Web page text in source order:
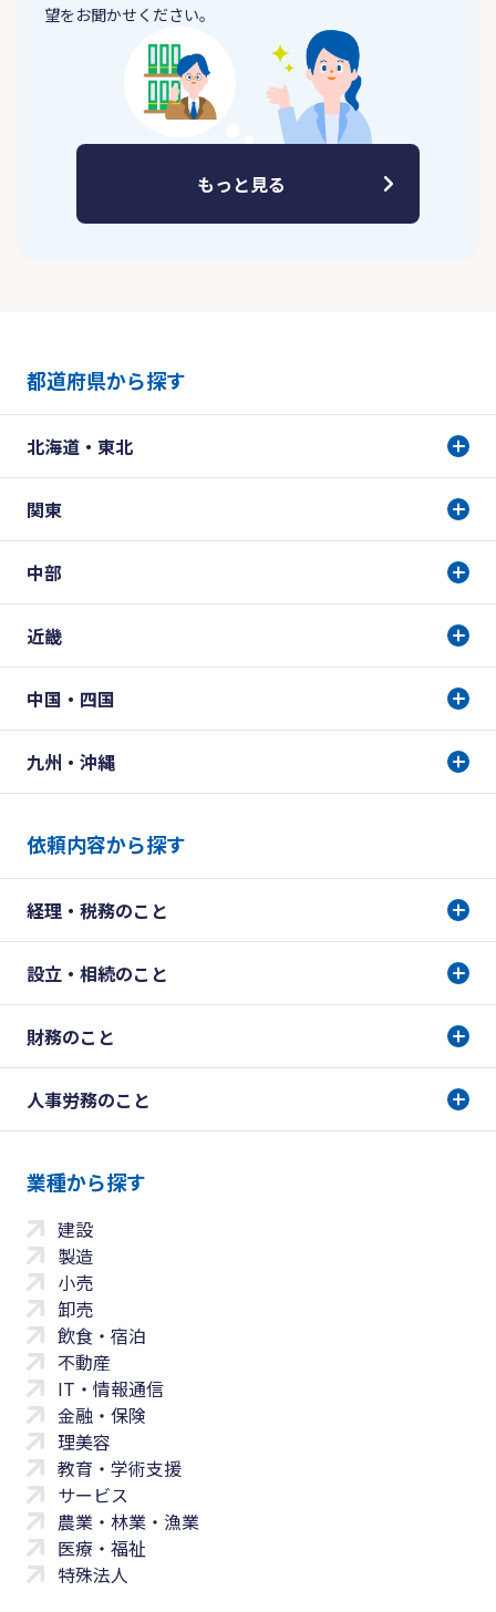
望をお聞かせください。
もっと見る
都道府県から探す
北海道・東北
関東
中部
近畿
中国・四国
九州・沖縄
依頼内容から探す
経理・税務のこと
設立・相続のこと
財務のこと
人事労務のこと
業種から探す
建設
製造
小売
卸売
飲食・宿泊
不動産
IT・情報通信
金融・保険
理美容
教育・学術支援
サービス
農業・林業・漁業
医療・福祉
特殊法人